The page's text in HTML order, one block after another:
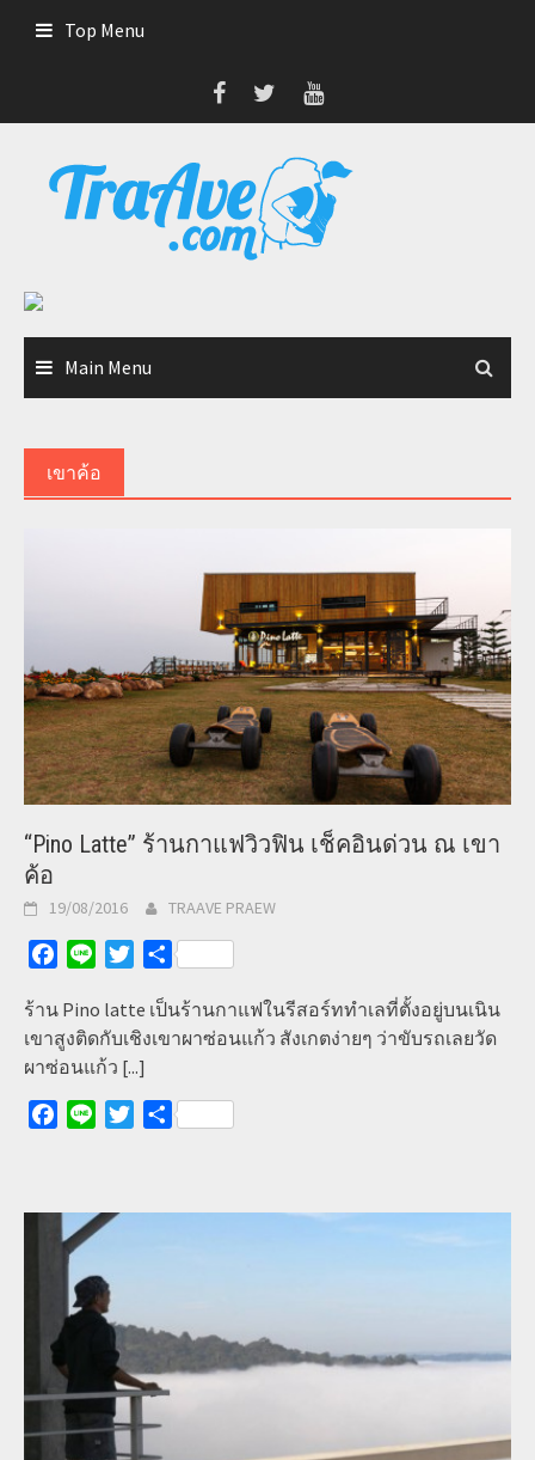
Top Menu
Main Menu
เขาค้อ
“Pino Latte” ร้านกาแฟวิวฟิน เช็คอินด่วน ณ เขา
ค้อ
19/08/2016 TRAAVE PRAEW
Facebook
Line TwitterShare
ร้าน Pino latte เป็นร้านกาแฟในรีสอร์ททำเลที่ตั้งอยู่บนเนิน
เขาสูงติดกับเชิงเขาผาซ่อนแก้ว สังเกตง่ายๆ ว่าขับรถเลยวัด
ผาซ่อนแก้ว [...]
Facebook
Line TwitterShare